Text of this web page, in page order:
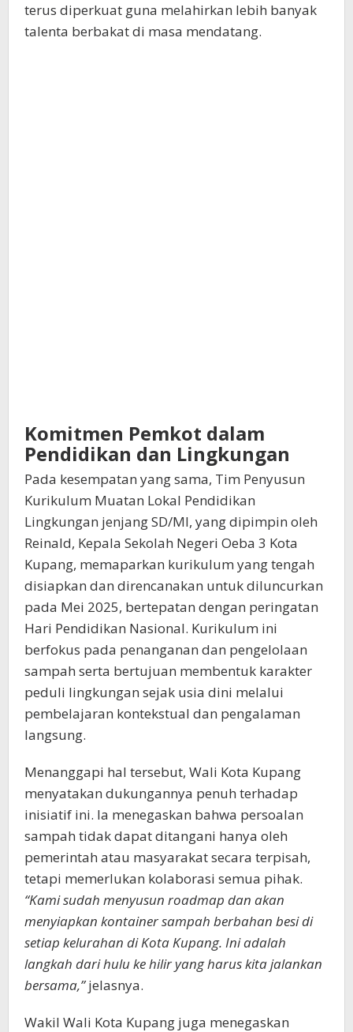
terus diperkuat guna melahirkan lebih banyak
talenta berbakat di masa mendatang.
Komitmen Pemkot dalam
Pendidikan dan Lingkungan
Pada kesempatan yang sama, Tim Penyusun
Kurikulum Muatan Lokal Pendidikan
Lingkungan jenjang SD/MI, yang dipimpin oleh
Reinald, Kepala Sekolah Negeri Oeba 3 Kota
Kupang, memaparkan kurikulum yang tengah
disiapkan dan direncanakan untuk diluncurkan
pada Mei 2025, bertepatan dengan peringatan
Hari Pendidikan Nasional. Kurikulum ini
berfokus pada penanganan dan pengelolaan
sampah serta bertujuan membentuk karakter
peduli lingkungan sejak usia dini melalui
pembelajaran kontekstual dan pengalaman
langsung.
Menanggapi hal tersebut, Wali Kota Kupang
menyatakan dukungannya penuh terhadap
inisiatif ini. Ia menegaskan bahwa persoalan
sampah tidak dapat ditangani hanya oleh
pemerintah atau masyarakat secara terpisah,
tetapi memerlukan kolaborasi semua pihak.
“Kami sudah menyusun roadmap dan akan
menyiapkan kontainer sampah berbahan besi di
setiap kelurahan di Kota Kupang. Ini adalah
langkah dari hulu ke hilir yang harus kita jalankan
bersama,”jelasnya.
Wakil Wali Kota Kupang juga menegaskan